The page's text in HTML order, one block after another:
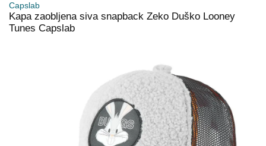
Capslab
Kapa zaobljena siva snapback Zeko Duško Looney
Tunes Capslab